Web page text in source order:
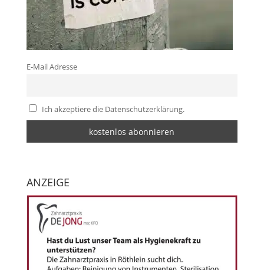
E-Mail Adresse
Ich akzeptiere die Datenschutzerklärung.
ANZEIGE